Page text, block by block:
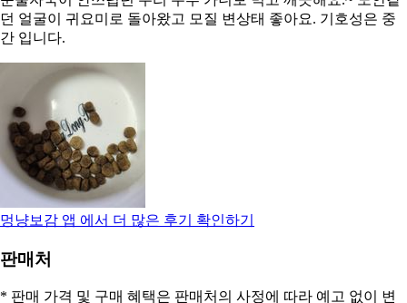
던 얼굴이 귀요미로 돌아왔고 모질 변상태 좋아요. 기호성은 중
간 입니다.
멍냥보감 앱 에서 더 많은 후기 확인하기
판매처
* 판매 가격 및 구매 혜택은 판매처의 사정에 따라 예고 없이 변